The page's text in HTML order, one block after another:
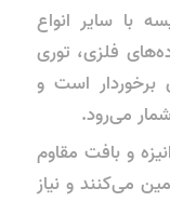
با سایر انواع
فلزی، توری
است و
می‌رود.
و بافت مقاوم
می‌کنند و نیاز